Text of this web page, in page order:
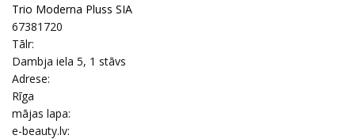
Trio Moderna Pluss SIA
67381720
Tālr:
Dambja iela 5, 1 stāvs
Adrese:
Rīga
mājas lapa:
e-beauty.lv: